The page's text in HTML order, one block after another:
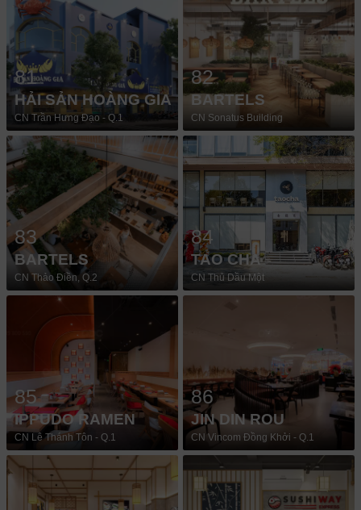
81
HẢI SẢN HOÀNG GIA
CN Trần Hưng Đạo - Q.1
82
BARTELS
CN Sonatus Building
83
BARTELS
CN Thảo Điền, Q.2
84
TAO CHA
CN Thủ Dầu Một
85
IPPUDO RAMEN
CN Lê Thánh Tôn - Q.1
86
JIN DIN ROU
CN Vincom Đồng Khởi - Q.1